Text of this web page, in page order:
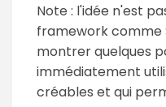
Note : l'idée n'est
framework comme
montrer quelques
immédiatement
créables et qui